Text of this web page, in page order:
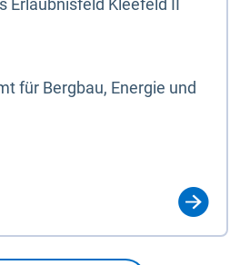
Erlaubnisfeld Kleefeld II
für Bergbau, Energie und